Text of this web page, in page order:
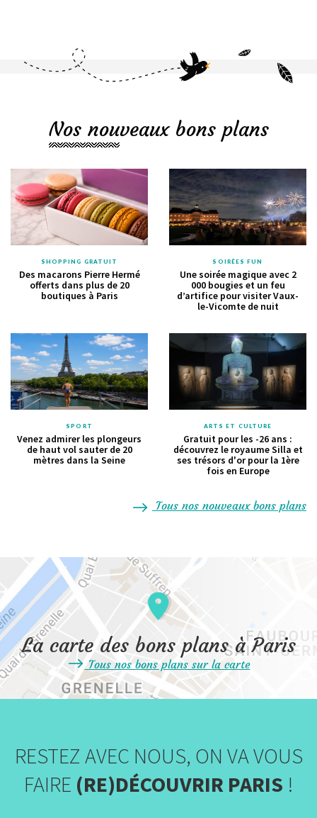
Nos nouveaux bons plans
SHOPPING GRATUIT
Des macarons Pierre Hermé
offerts dans plus de 20
boutiques à Paris
SOIRÉES FUN
Une soirée magique avec 2
000 bougies et un feu
d’artifice pour visiter Vaux-
le-Vicomte de nuit
SPORT
Venez admirer les plongeurs
de haut vol sauter de 20
mètres dans la Seine
ARTS ET CULTURE
Gratuit pour les -26 ans :
découvrez le royaume Silla et
ses trésors d'or pour la 1ère
fois en Europe
Tous nos nouveaux bons plans
La carte des bons plans à Paris
Tous nos bons plans sur la carte
RESTEZ AVEC NOUS, ON VA VOUS
FAIRE (RE)DÉCOUVRIR PARIS !